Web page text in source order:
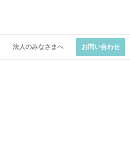
法⼈のみなさまへ お問い合わせ